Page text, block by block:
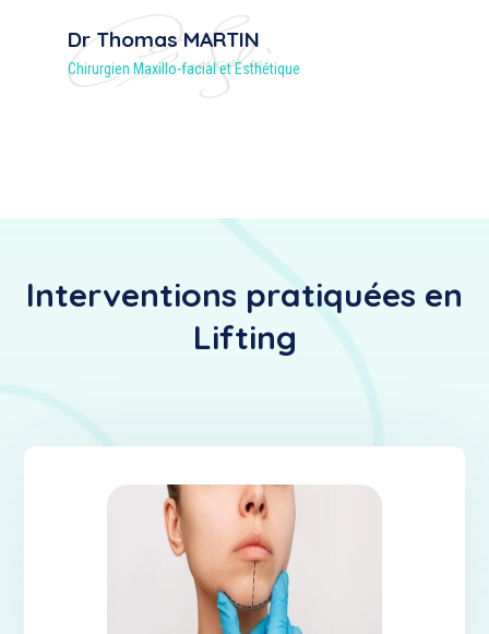
Dr Thomas MARTIN
Chirurgien Maxillo-facial et Esthétique
Interventions pratiquées en
Lifting